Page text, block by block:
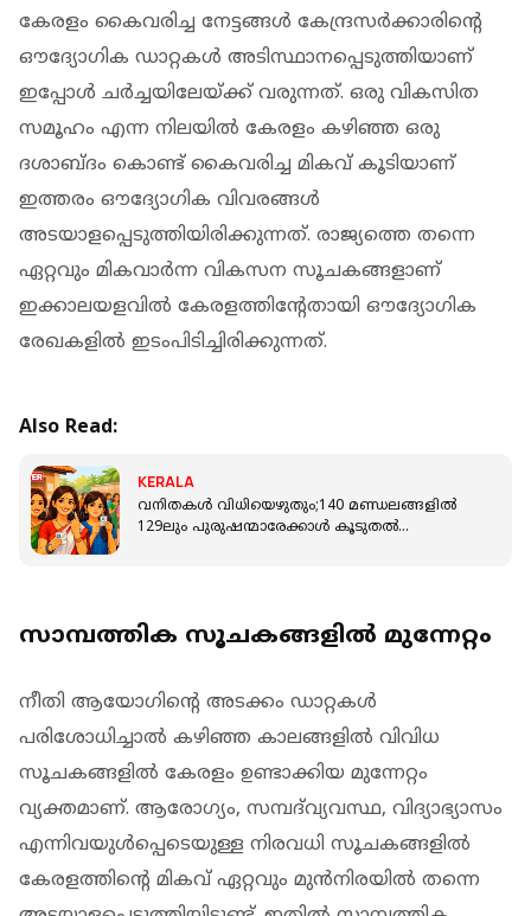
കേരളം കൈവരിച്ച നേട്ടങ്ങൾ കേന്ദ്രസർക്കാരിൻ്റെ
ഔദ്യോ​ഗിക ഡാറ്റകൾ അടിസ്ഥാനപ്പെടുത്തിയാണ്
ഇപ്പോൾ ച‍ർച്ചയിലേയ്ക്ക് വരുന്നത്. ഒരു വികസിത
സമൂഹം എന്ന നിലയിൽ കേരളം കഴിഞ്ഞ ഒരു
ദശാബ്ദം കൊണ്ട് കൈവരിച്ച മികവ് കൂടിയാണ്
ഇത്തരം ഔദ്യോ​ഗിക വിവരങ്ങൾ
അടയാളപ്പെടുത്തിയിരിക്കുന്നത്. രാജ്യത്തെ തന്നെ
ഏറ്റവും മികവാർന്ന വികസന സൂചകങ്ങളാണ്
ഇക്കാലയളവിൽ കേരളത്തിൻ്റേതായി ഔദ്യോഗിക
രേഖകളിൽ ഇടംപിടിച്ചിരിക്കുന്നത്.
Also Read:
KERALA
വനിതകൾ വിധിയെഴുതും;140 മണ്ഡലങ്ങളില്‍
129ലും പുരുഷന്മാരേക്കാള്‍ കൂടുതൽ
സാമ്പത്തിക സൂചകങ്ങളിൽ മുന്നേറ്റം
നീതി ആയോ​ഗിൻ്റെ അടക്കം ഡാറ്റകൾ
പരിശോധിച്ചാൽ കഴിഞ്ഞ കാലങ്ങളിൽ വിവിധ
സൂചകങ്ങളിൽ കേരളം ഉണ്ടാക്കിയ മുന്നേറ്റം
വ്യക്തമാണ്. ആരോഗ്യം, സമ്പദ്‌വ്യവസ്ഥ, വിദ്യാഭ്യാസം
എന്നിവയുൾപ്പെടെയുള്ള നിരവധി സൂചകങ്ങളിൽ
കേരളത്തിൻ്റെ മികവ് ഏറ്റവും മുൻനിരയിൽ തന്നെ